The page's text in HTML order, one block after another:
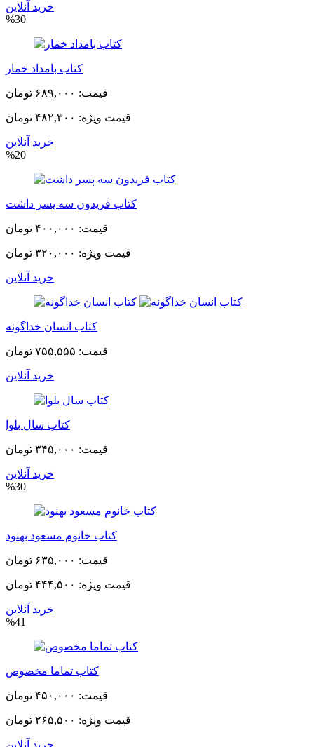
خرید آنلاین
%30
کتاب بامداد خمار
قیمت: ۶۸۹,۰۰۰ تومان
قیمت ویژه: ۴۸۲,۳۰۰ تومان
خرید آنلاین
%20
کتاب فریدون سه پسر داشت
قیمت: ۴۰۰,۰۰۰ تومان
قیمت ویژه: ۳۲۰,۰۰۰ تومان
خرید آنلاین
کتاب انسان خداگونه
قیمت: ۷۵۵,۵۵۵ تومان
خرید آنلاین
کتاب سال بلوا
قیمت: ۳۴۵,۰۰۰ تومان
خرید آنلاین
%30
کتاب خانوم مسعود بهنود
قیمت: ۶۳۵,۰۰۰ تومان
قیمت ویژه: ۴۴۴,۵۰۰ تومان
خرید آنلاین
%41
کتاب تماما مخصوص
قیمت: ۴۵۰,۰۰۰ تومان
قیمت ویژه: ۲۶۵,۵۰۰ تومان